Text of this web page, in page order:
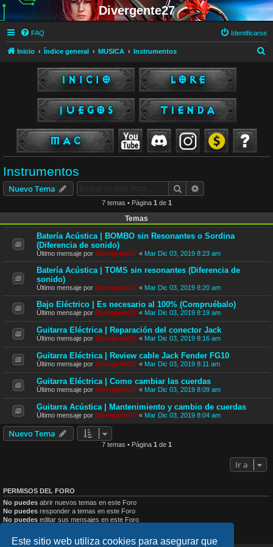
Este sitio web utiliza cookies para asegurar que
Divergente27
FAQ Identificarse
Inicio Índice general MUSICA Instrumentos
Instrumentos
Nuevo Tema Buscar
7 temas • Página 1 de 1
Temas
Batería Acústica | BOMBO sin Resonantes o Sordina
(Diferencia de sonido)
Último mensaje por Divergente27 « Mar Dic 03, 2019 8:23 am
Batería Acústica | TOMS sin resonantes (Diferencia de
sonido)
Último mensaje por Divergente27 « Mar Dic 03, 2019 8:20 am
Bajo Eléctrico | Es necesario al 100% (Compruébalo)
Último mensaje por Divergente27 « Mar Dic 03, 2019 8:19 am
Guitarra Eléctrica | Reparación del conector Jack
Último mensaje por Divergente27 « Mar Dic 03, 2019 8:16 am
Guitarra Eléctrica | Review cable Jack Fender FG10
Último mensaje por Divergente27 « Mar Dic 03, 2019 8:11 am
Guitarra Eléctrica | Como cambiar las cuerdas
Último mensaje por Divergente27 « Mar Dic 03, 2019 8:09 am
Guitarra Acústica | Mantenimiento y cambio de cuerdas
Último mensaje por Divergente27 « Mar Dic 03, 2019 8:04 am
Nuevo Tema
7 temas • Página 1 de 1
Ir a
PERMISOS DEL FORO
No puedes abrir nuevos temas en este Foro
No puedes responder a temas en este Foro
No puedes editar sus mensajes en este Foro
No puedes
enviar adjuntos en este Foro